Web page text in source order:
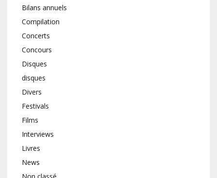
Bilans annuels
Compilation
Concerts
Concours
Disques
disques
Divers
Festivals
Films
Interviews
Livres
News